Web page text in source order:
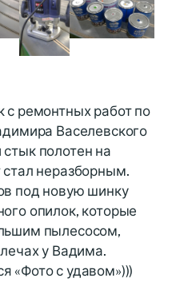
с ремонтных работ по
Васелевского
полотен на
неразборным.
под новую шинку
опилок, которые
пылесосом,
у Вадима.
«Фото с удавом»)))